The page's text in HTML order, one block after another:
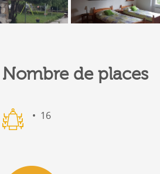
Nombre de places
16